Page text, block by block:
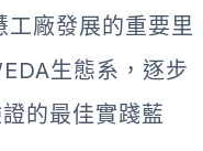
廠發展的重要里
生態系，逐步
的最佳實踐藍